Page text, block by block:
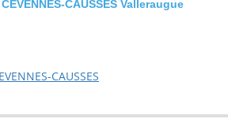
CAUSSES Valleraugue
CAUSSES